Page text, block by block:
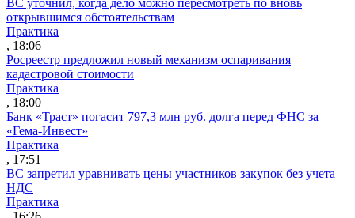
ВС уточнил, когда дело можно пересмотреть по вновь
открывшимся обстоятельствам
Практика
, 18:06
Росреестр предложил новый механизм оспаривания
кадастровой стоимости
Практика
, 18:00
Банк «Траст» погасит 797,3 млн руб. долга перед ФНС за
«Гема-Инвест»
Практика
, 17:51
ВС запретил уравнивать цены участников закупок без учета
НДС
Практика